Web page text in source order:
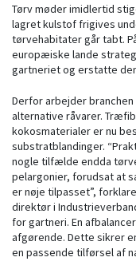
Tørv møder imidlertid
lagret kulstof frigives
tørvehabitater går tabt.
europæiske lande
gartneriet og erstatte
Derfor arbejder
alternative råvarer.
kokosmaterialer er nu
substratblandinger.
nogle tilfælde endda
pelargonier, forudsat at
er nøje tilpasset”,
direktør i
for gartneri. En
afgørende. Dette sikrer
en passende tilførsel af